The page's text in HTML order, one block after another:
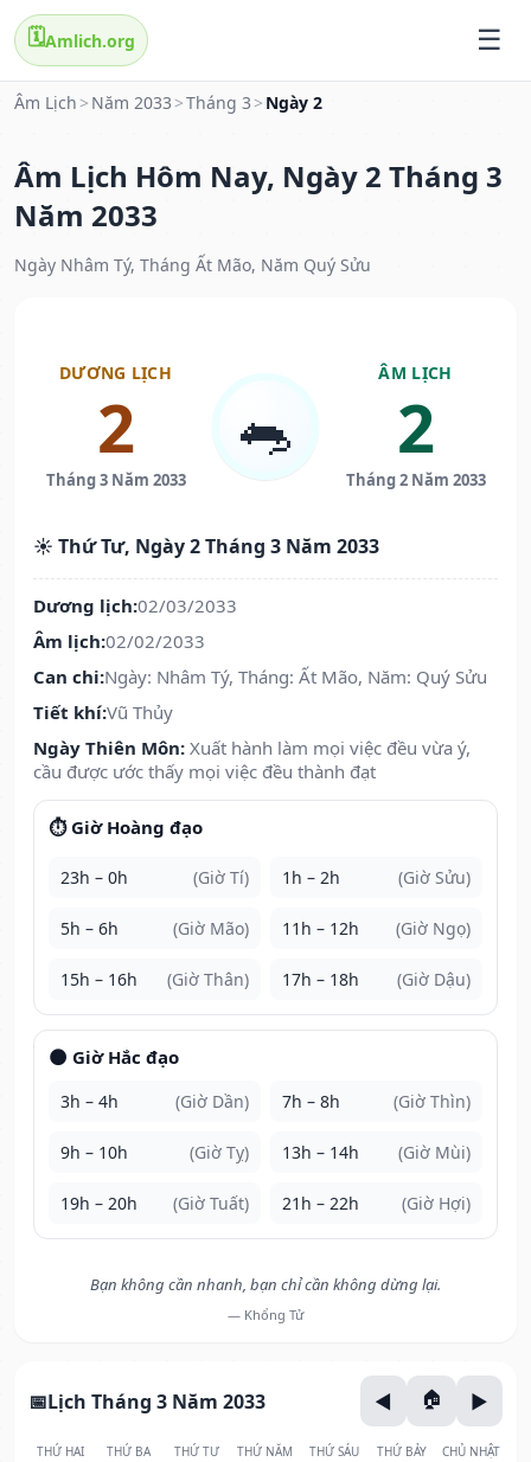
🗓️Amlich.org
Âm Lịch > Năm 2033 >Tháng 3 > Ngày 2
Âm Lịch Hôm Nay, Ngày 2 Tháng 3
Năm 2033
Ngày Nhâm Tý, Tháng Ất Mão, Năm Quý Sửu
DƯƠNG LỊCH
2
Tháng 3 Năm 2033
🐀
ÂM LỊCH
2
Tháng 2 Năm 2033
☀️ Thứ Tư, Ngày 2 Tháng 3 Năm 2033
Dương lịch:02/03/2033
Âm lịch:02/02/2033
Can chi:Ngày: Nhâm Tý, Tháng: Ất Mão, Năm: Quý Sửu
Tiết khí:Vũ Thủy
Ngày Thiên Môn: Xuất hành làm mọi việc đều vừa ý,
cầu được ước thấy mọi việc đều thành đạt
⏱️ Giờ Hoàng đạo
23h – 0h (Giờ Tí) 1h – 2h (Giờ Sửu)
5h – 6h (Giờ Mão) 11h – 12h (Giờ Ngọ)
15h – 16h (Giờ Thân) 17h – 18h (Giờ Dậu)
🌑 Giờ Hắc đạo
3h – 4h (Giờ Dần) 7h – 8h (Giờ Thìn)
9h – 10h (Giờ Tỵ) 13h – 14h (Giờ Mùi)
19h – 20h (Giờ Tuất) 21h – 22h (Giờ Hợi)
Bạn không cần nhanh, bạn chỉ cần không dừng lại.
— Khổng Tử
Lịch Tháng 3 Năm 2033
THỨ HAI THỨ BA THỨ TƯ THỨ NĂM THỨ SÁU THỨ BẢY CHỦ NHẬT